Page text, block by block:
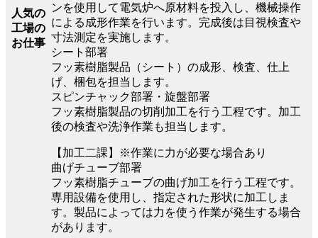
人気の
工場の
お仕事
ンを使用して電気炉へ原材料を投入し、機械操作
による成形作業を行います。完成後は目視検査や
寸法測定を実施します。
シート部署
フッ素樹脂製品（シート）の成形、検査、仕上
げ、梱包を担当します。
スピンチャック部署・旋盤部署
フッ素樹脂製品の切削加工を行う工程です。加工
後の検査や洗浄作業も担当します。
【加工二課】※作業に力が必要な場合あり
曲げチューブ部署
フッ素樹脂チューブの曲げ加工を行う工程です。
専用設備を使用し、指定された形状に加工しま
す。製品によっては力を使う作業が発生する場合
があります。